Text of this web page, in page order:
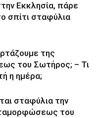
Εκκλησία, πάρε
σπίτι σταφύλια
της
του Σωτήρος; – Τι
η ημέρα;
σταφύλια την
του